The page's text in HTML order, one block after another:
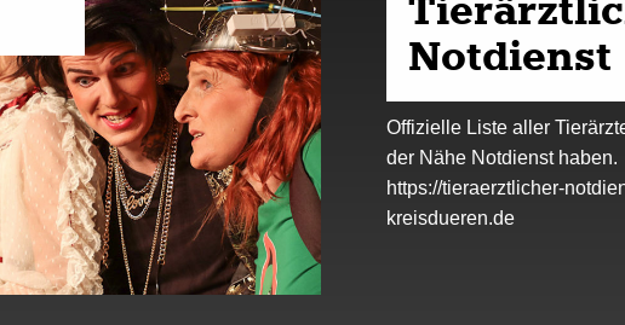
Notdienst
Offizielle Liste aller
der Nähe Notdienst haben.
https://tieraerztlicher-
kreisdueren.de